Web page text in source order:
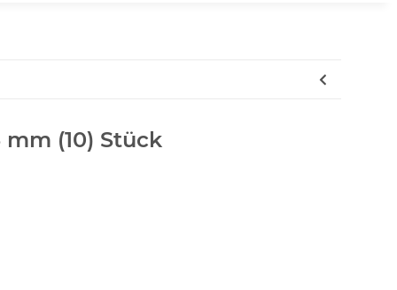
mm (10) Stück